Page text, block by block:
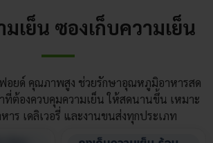
มเย็น ซองเก็บความเย็น
ฟอยด์ คุณภาพสูง ช่วยรักษาอุณหภูมิอาหารสด
ที่ต้องควบคุมความเย็น ให้สดนานขึ้น เหมาะ
าร เดลิเวอรี่ และงานขนส่งทุกประเภท